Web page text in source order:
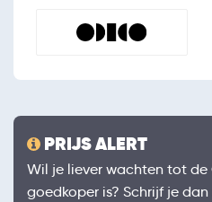
PRIJS ALERT
Wil je liever wachten tot de
goedkoper is? Schrijf je